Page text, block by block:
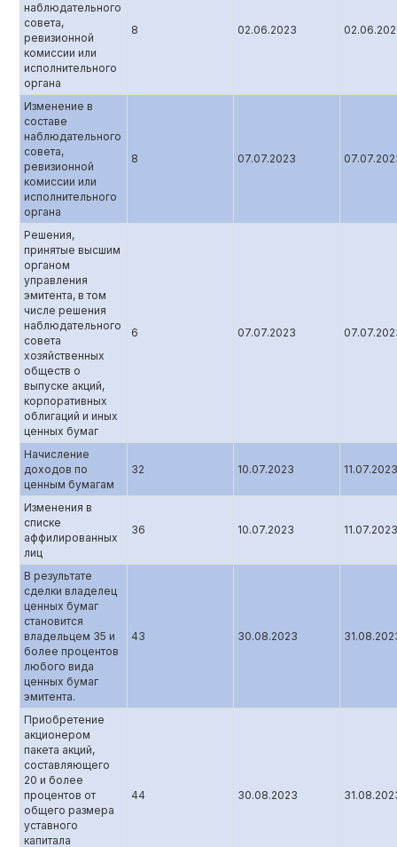
наблюдательного
совета,
ревизионной
комиссии или
исполнительного
органа
8 02.06.2023
Изменение в
составе
наблюдательного
совета,
ревизионной
комиссии или
исполнительного
органа
8 07.07.2023
Решения,
принятые высшим
органом
управления
эмитента, в том
числе решения
наблюдательного
совета
хозяйственных
обществ о
выпуске акций,
корпоративных
облигаций и иных
ценных бумаг
6 07.07.2023
Начисление
доходов по
ценным бумагам
32 10.07.2023 11.07.2023
Изменения в
списке
аффилированных
лиц
36 10.07.2023 11.07.2023
В результате
сделки владелец
ценных бумаг
становится
владельцем 35 и
более процентов
любого вида
ценных бумаг
эмитента.
43 30.08.2023
Приобретение
акционером
пакета акций,
составляющего
20 и более
процентов от
общего размера
уставного
капитала
44 30.08.2023